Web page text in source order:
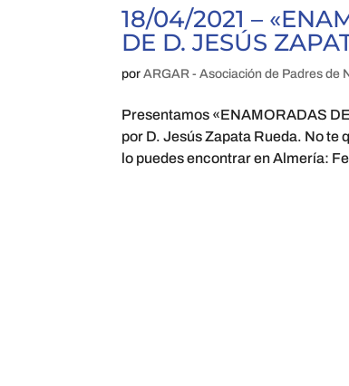
18/04/2021 –
DE D. JESÚS
porARGAR - Asociación de Padres de
Presentamos «ENAMORADAS
por D. Jesús Zapata Rueda. No te
lo puedes encontrar en Almería: